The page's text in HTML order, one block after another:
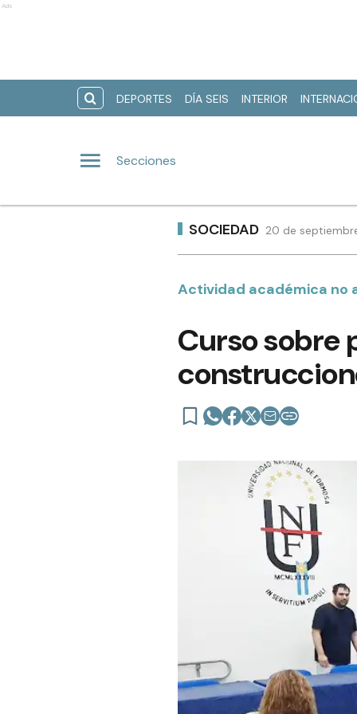
Ads
DEPORTES DÍA SEIS INTERIOR
Secciones
SOCIEDAD 20 de
Actividad académica no
Curso sobre